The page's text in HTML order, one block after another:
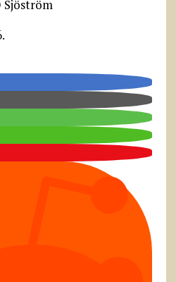
Sjöström